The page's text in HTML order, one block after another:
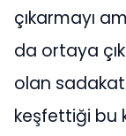
çıkarmayı
da ortaya
olan
keşfettiği bu